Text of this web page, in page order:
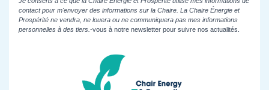
contact pour m'envoyer des informations sur la Chaire. La Chaire Énergie et
Prospérité ne vendra, ne louera ou ne communiquera pas mes informations
personnelles à des tiers. -vous à notre newsletter pour suivre nos actualités.